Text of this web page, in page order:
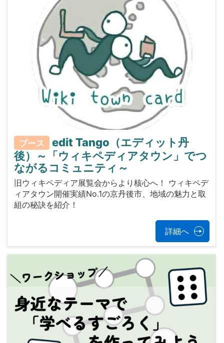
ブース
edit Tango（エディット丹
後）～「ウィキペディアタウン」でつ
ながるコミュニティ～
旧ウィキペディア展覧会からより核心へ！ ウィキペデ
ィアタウン開催実績No.1の京丹後市、地域の魅力と取
組の秘訣を紹介！
詳細へ